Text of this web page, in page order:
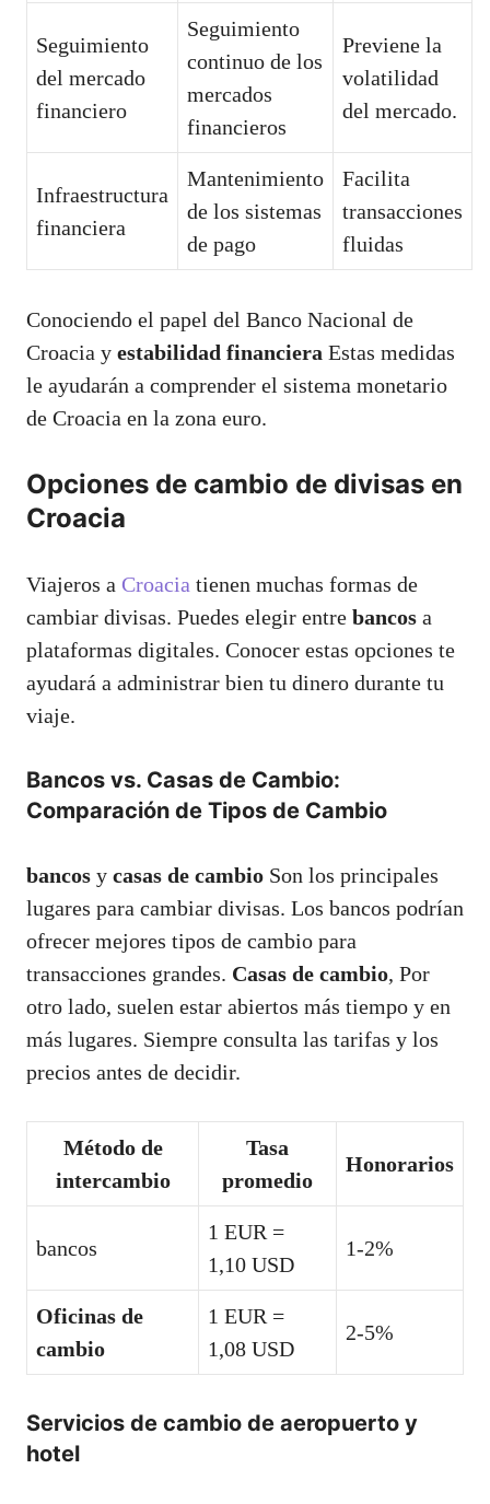
Seguimiento
del mercado
financiero
Seguimiento
continuo de los
mercados
financieros
Previene la
volatilidad
del mercado.
Infraestructura
financiera
Mantenimiento
de los sistemas
de pago
Facilita
transacciones
fluidas
Conociendo el papel del Banco Nacional de
Croacia y estabilidad financiera Estas medidas
le ayudarán a comprender el sistema monetario
de Croacia en la zona euro.
Opciones de cambio de divisas en
Croacia
Viajeros a Croacia tienen muchas formas de
cambiar divisas. Puedes elegir entre bancos a
plataformas digitales. Conocer estas opciones te
ayudará a administrar bien tu dinero durante tu
viaje.
Bancos vs. Casas de Cambio:
Comparación de Tipos de Cambio
bancos y casas de cambio Son los principales
lugares para cambiar divisas. Los bancos podrían
ofrecer mejores tipos de cambio para
transacciones grandes. Casas de cambio, Por
otro lado, suelen estar abiertos más tiempo y en
más lugares. Siempre consulta las tarifas y los
precios antes de decidir.
Método de
intercambio
Tasa
promedio
Honorarios
bancos
1 EUR =
1,10 USD
1-2%
Oficinas de
cambio
1 EUR =
1,08 USD
2-5%
Servicios de cambio de aeropuerto y
hotel